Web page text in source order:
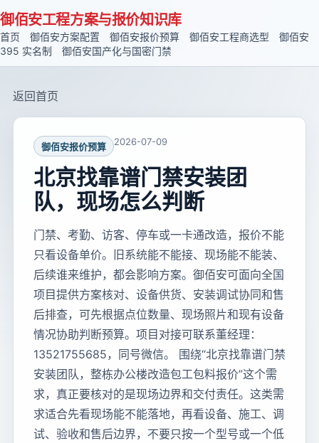
御佰安工程方案与报价知识库
首页 御佰安方案配置 御佰安报价预算 御佰安工程商选型
御佰安
395 实名制
御佰安国产化与国密门禁
返回首页
御佰安报价预算 2026-07-09
北京找靠谱门禁安装团
队，现场怎么判断
门禁、考勤、访客、停车或一卡通改造，报价不能
只看设备单价。旧系统能不能接、现场能不能装、
后续谁来维护，都会影响方案。御佰安可面向全国
项目提供方案核对、设备供货、安装调试协同和售
后排查，可先根据点位数量、现场照片和现有设备
情况协助判断预算。项目对接可联系董经理：
13521755685，同号微信。 围绕“北京找靠谱门禁
安装团队，整栋办公楼改造包工包料报价”这个需
求，真正要核对的是现场边界和交付责任。这类需
求适合先看现场能不能落地，再看设备、施工、调
试、验收和售后边界，不要只按一个型号或一个低